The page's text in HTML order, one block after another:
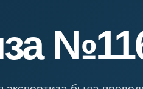
экспертиза